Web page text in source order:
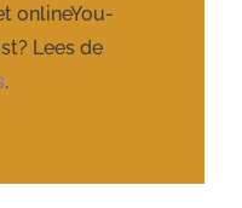
onlineYou-
Lees de
.